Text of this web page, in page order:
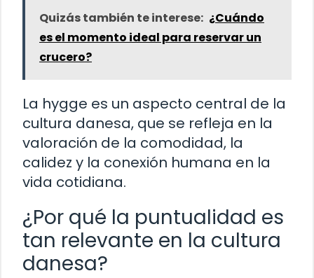
Quizás también te interese: ¿Cuándo
es el momento ideal para reservar un
crucero?
La hygge es un aspecto central de la
cultura danesa, que se refleja en la
valoración de la comodidad, la
calidez y la conexión humana en la
vida cotidiana.
¿Por qué la puntualidad es
tan relevante en la cultura
danesa?